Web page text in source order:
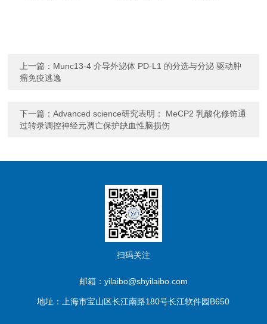
上一篇： Munc13-4 介导外泌体 PD-L1 的分选与分泌 驱动肿
瘤免疫逃逸
下一篇：Advanced science研究表明： MeCP2 乳酸化修饰通
过转录调控神经元凋亡保护缺血性脑损伤
扫码关注
邮箱：yilaibo@shyilaibo.com
地址：上海市宝山区长江南路180号长江软件园B650